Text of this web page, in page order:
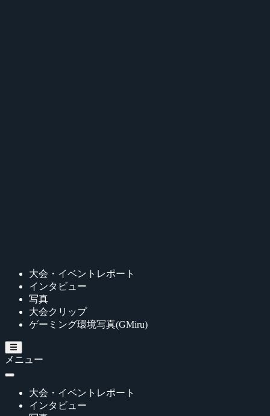
大会・イベントレポート
インタビュー
写真
大会クリップ
ゲーミング環境写真(GMiru)
メニュー
大会・イベントレポート
インタビュー